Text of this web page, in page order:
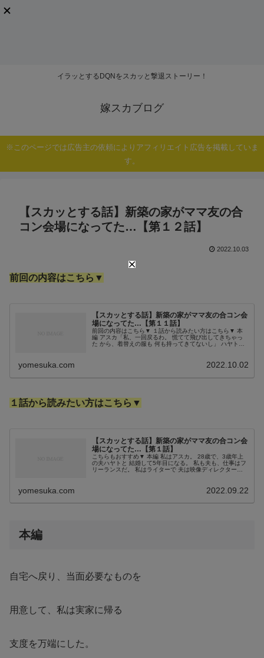
イラッとするDQNをスカッと撃退ストーリー！
嫁スカブログ
※このページでは広告主の依頼によりアフィリエイト広告を掲載していま
す。
【スカッとする話】新築の家がママ友の合
コン会場になってた…【第１２話】
2022.10.03
前回の内容はこちら▼
【スカッとする話】新築の家がママ友の合コン会
場になってた…【第１１話】
前回の内容はこちら▼ １話から読みたい方はこちら▼ 本
編 アスカ「私、一回戻るわ。 慌てて飛び出してきちゃっ
た から、着替えの服も 何も持ってきてないし」 ハヤト
yomesuka.com 2022.10.02
１話から読みたい方はこちら▼
【スカッとする話】新築の家がママ友の合コン会
場になってた…【第１話】
こちらもおすすめ▼ 本編 私はアスカ。 28歳で、3歳年上
の夫ハヤトと 結婚して5年目になる。 私も夫も、仕事はフ
リーランスだ。 私はライターで 夫は映像ディレクター。
yomesuka.com 2022.09.22
本編
自宅へ戻り、当面必要なものを
用意して、私は実家に帰る
支度を万端にした。